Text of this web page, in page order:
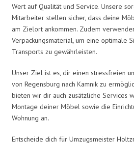
Wert auf Qualität und Service. Unsere
Mitarbeiter stellen sicher, dass deine
am Zielort ankommen. Zudem
Verpackungsmaterial, um eine optimale
Transports zu gewährleisten.
Unser Ziel ist es, dir einen stressfreien
von Regensburg nach Kamnik zu
bieten wir dir auch zusätzliche Services
Montage deiner Möbel sowie die
Wohnung an.
Entscheide dich für Umzugsmeister